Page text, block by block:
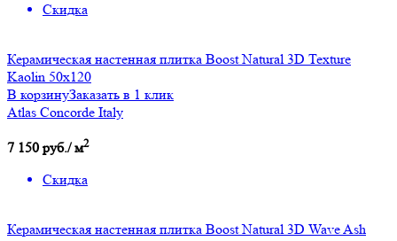
Скидка
Керамическая настенная плитка Boost Natural 3D Texture
Kaolin 50x120
В корзинуЗаказать в 1 клик
Atlas Concorde Italy
7 150 руб./ м2
Скидка
Керамическая настенная плитка Boost Natural 3D Wave Ash